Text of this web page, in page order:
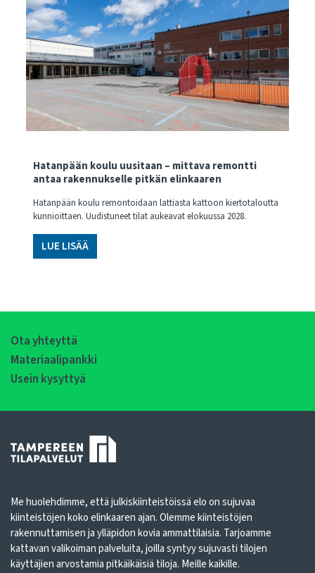
Hatanpään koulu uusitaan – mittava remontti
antaa rakennukselle pitkän elinkaaren
Hatanpään koulu remontoidaan lattiasta kattoon kiertotaloutta
kunnioittaen. Uudistuneet tilat aukeavat elokuussa 2028.
LUE LISÄÄ
Ota yhteyttä
Materiaalipankki
Usein kysyttyä
Me huolehdimme, että julkiskiinteistöissä elo on sujuvaa
kiinteistöjen koko elinkaaren ajan. Olemme kiinteistöjen
rakennuttamisen ja ylläpidon kovia ammattilaisia. Tarjoamme
kattavan valikoiman palveluita, joilla syntyy sujuvasti tilojen
käyttäjien arvostamia pitkäikäisiä tiloja. Meille kaikille.